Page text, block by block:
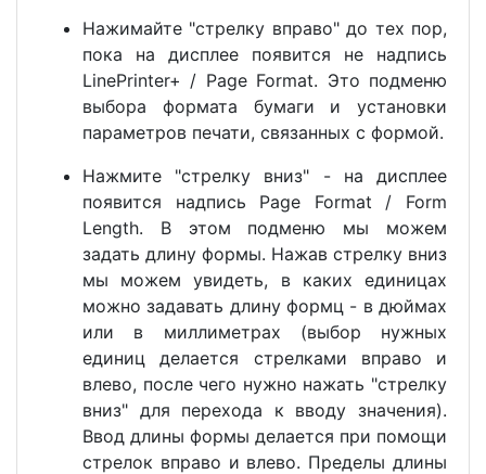
Нажимайте "стрелку вправо" до тех пор,
пока на дисплее появится не надпись
LinePrinter+ / Page Format. Это подменю
выбора формата бумаги и установки
параметров печати, связанных с формой.
Нажмите "стрелку вниз" - на дисплее
появится надпись Page Format / Form
Length. В этом подменю мы можем
задать длину формы. Нажав стрелку вниз
мы можем увидеть, в каких единицах
можно задавать длину формц - в дюймах
или в миллиметрах (выбор нужных
единиц делается стрелками вправо и
влево, после чего нужно нажать "стрелку
вниз" для перехода к вводу значения).
Ввод длины формы делается при помощи
стрелок вправо и влево. Пределы длины